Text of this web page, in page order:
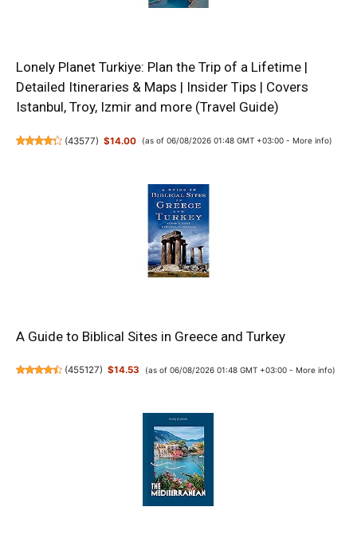
Lonely Planet Turkiye: Plan the Trip of a Lifetime |
Detailed Itineraries & Maps | Insider Tips | Covers
Istanbul, Troy, Izmir and more (Travel Guide)
(43577) $14.00 (as of 06/08/2026 01:48 GMT +03:00 - More info)
A Guide to Biblical Sites in Greece and Turkey
(455127) $14.53 (as of 06/08/2026 01:48 GMT +03:00 - More info)